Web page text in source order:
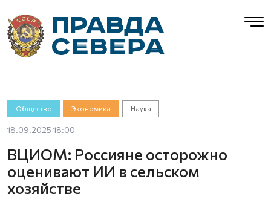
Общество Экономика Наука
18.09.2025 18:00
ВЦИОМ: Россияне осторожно
оценивают ИИ в сельском
хозяйстве